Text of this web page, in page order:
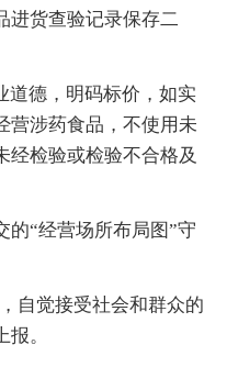
进货查验记录保存二
道德，明码标价，如实
营涉药食品，不使用未
经检验或检验不合格及
的“经营场所布局图”守
自觉接受社会和群众的
。